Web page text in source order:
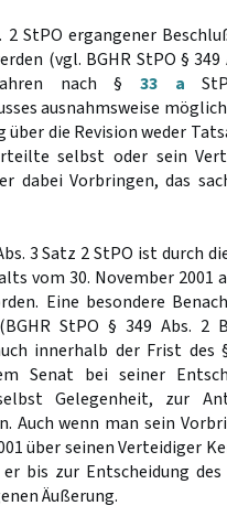
2 StPO ergangener
(vgl. BGHR StPO §
nach §33 a
ausnahmsweise
über die Revision weder
selbst oder sein
dabei Vorbringen, das
3 Satz 2 StPO ist durch
vom 30. November 2001
Eine besondere
StPO § 349 Abs. 2
innerhalb der Frist des
Senat bei seiner
Gelegenheit, zur
Auch wenn man sein
über seinen Verteidiger
bis zur Entscheidung des
Äußerung.